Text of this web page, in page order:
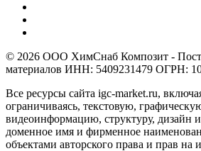
© 2026 ООО ХимСнаб Композит -
материалов ИНН: 5409231479 ОГРН:
Все ресурсы сайта igc-market.ru,
ограничиваясь, текстовую,
видеоинформацию, структуру, дизайн
доменное имя и фирменное
объектами авторского права и прав на